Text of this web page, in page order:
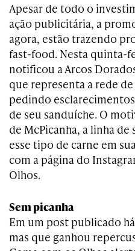
Apesar de todo o
ação publicitária, a
agora, estão trazendo
fast-food. Nesta quinta-
notificou a Arcos
que representa a rede
pedindo
de seu sanduíche. O
de McPicanha, a linha
esse tipo de carne em
com a página do
Olhos.
Sem picanha
Em um post publicado
mas que ganhou